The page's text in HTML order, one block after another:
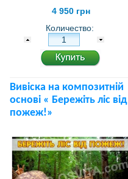
4 950 грн
Количество:
Вивіска на композитній
основі « Бережіть ліс від
пожеж!»